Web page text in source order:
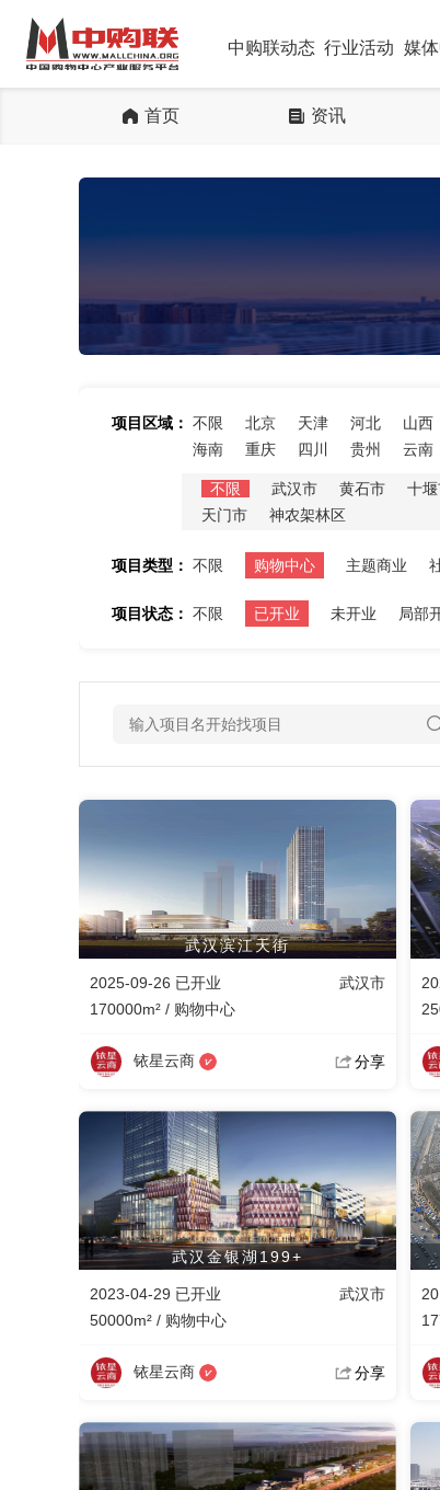
中购联动态 行业活动 媒
首页 资讯
项目区域： 不限 北京 天津 河北 山西
海南
重庆 四川 贵州 云南
不限 武汉市 黄石市 十
天门市
神农架林区
项目类型： 不限 购物中心 主题商业
项目状态： 不限 已开业 未开业 局部
武汉滨江天街
2025-09-26 已开业
武汉市
170000m² / 购物中心
铱星云商 分享
武汉金银湖199+
2023-04-29 已开业
武汉市
50000m² / 购物中心
铱星云商 分享